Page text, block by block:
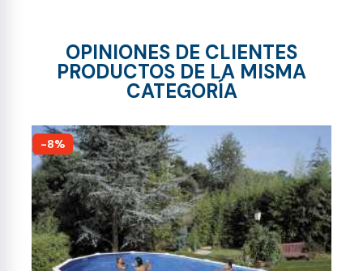
OPINIONES DE CLIENTES
PRODUCTOS DE LA MISMA
CATEGORÍA
-8%